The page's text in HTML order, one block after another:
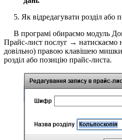
5. Як відредагувати розділ або
В програмі обираємо модуль
Прайс-лист послуг → натискаємо
довільно) правою клавішею
розділ або позицію прайс-листа.